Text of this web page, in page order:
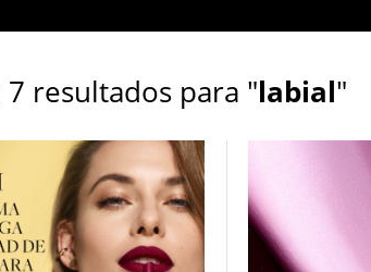
7 resultados para "labial"